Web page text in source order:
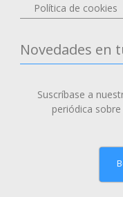
Política de cookies
Novedades en
Suscríbase a
periódica